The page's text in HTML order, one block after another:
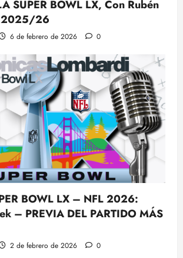
SUPER BOWL LX, Con Rubén
2025/26
6 de febrero de 2026 0
BOWL LX – NFL 2026:
– PREVIA DEL PARTIDO MÁS
2 de febrero de 2026 0